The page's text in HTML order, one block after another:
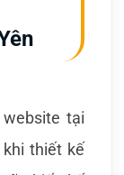
tại
thiết kế